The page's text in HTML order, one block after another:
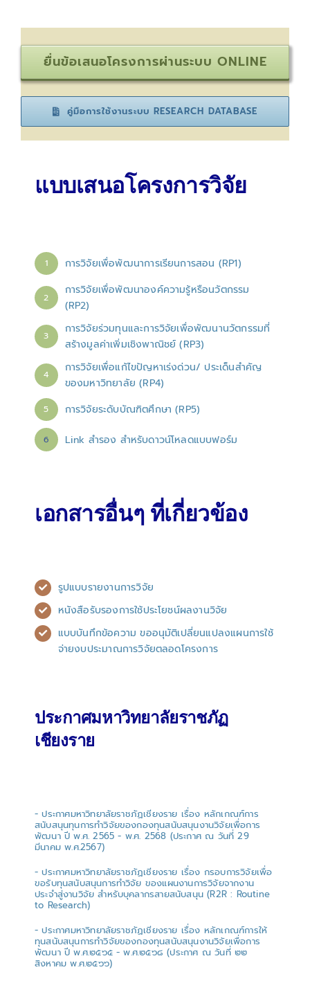
ยื่นข้อเสนอโครงการผ่านระบบ ONLINE
คู่มือการใช้งานระบบ RESEARCH DATABASE
แบบเสนอโครงการวิจัย
1 การวิจัยเพื่อพัฒนาการเรียนการสอน (RP1)
2
การวิจัยเพื่อพัฒนาองค์ความรู้หรือนวัตกรรม
(RP2)
3
การวิจัยร่วมทุนและการวิจัยเพื่อพัฒนานวัตกรรมที่
สร้างมูลค่าเพิ่มเชิงพาณิชย์ (RP3)
4
การวิจัยเพื่อแก้ไขปัญหาเร่งด่วน/ ประเด็นสำคัญ
ของมหาวิทยาลัย (RP4)
5 การวิจัยระดับบัณฑิตศึกษา (RP5)
6 Link สำรอง สำหรับดาวน์โหลดแบบฟอร์ม
เอกสารอื่นๆ ที่เกี่ยวข้อง
รูปแบบรายงานการวิจัย
หนังสือรับรองการใช้ประโยชน์ผลงานวิจัย
แบบบันทึกข้อความ ขออนุมัติเปลี่ยนแปลงแผนการใช้
จ่ายงบประมาณการวิจัยตลอดโครงการ
ประกาศมหาวิทยาลัยราชภัฏ
เชียงราย
- ประกาศมหาวิทยาลัยราชภัฏเชียงราย เรื่อง หลักเกณฑ์การ
สนับสนุนทุนการทำวิจัยของกองทุนสนับสนุนงานวิจัยเพื่อการ
พัฒนา ปี พ.ศ. 2565 - พ.ศ. 2568 (ประกาศ ณ วันที่ 29
มีนาคม พ.ศ.2567)
- ประกาศมหาวิทยาลัยราชภัฏเชียงราย เรื่อง กรอบการวิจัยเพื่อ
ขอรับทุนสนับสนุนการทำวิจัย ของแผนงานการวิจัยจากงาน
ประจำสู่งานวิจัย สำหรับบุคลากรสายสนับสนุน (R2R : Routine
to Research)
- ประกาศมหาวิทยาลัยราชภัฏเชียงราย เรื่อง หลักเกณฑ์การให้
ทุนสนับสนุนการทำวิจัยของกองทุนสนับสนุนงานวิจัยเพื่อการ
พัฒนา ปี พ.ศ.๒๕๖๕ - พ.ศ.๒๕๖๘ (ประกาศ ณ วันที่ ๒๒
สิงหาคม พ.ศ.๒๕๖๖)